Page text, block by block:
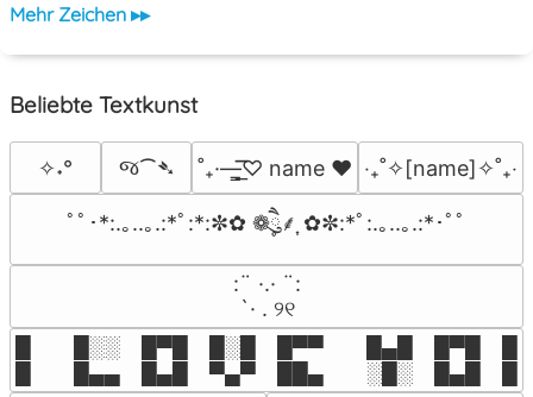
Mehr Zeichen ▸▸
Beliebte Textkunst
✧˖° જ⁀➴ ˚₊·—̳͟͞͞♡ name ♥️ ‎‧₊˚✧[name]✧˚₊‧
ﾟﾟ･*:.｡..｡.:*ﾟ:*:✼✿ ❁ཻུ۪۪⸙͎ ✿✼:*ﾟ:.｡..｡.:*･ﾟﾟ
⠀:¨ ·.· ¨:⠀
⠀ `· . ୨୧⠀
█  █░░ █▀█ █░█ █▀▀  █▄█ █▀█
█  █▄▄ █▄█ ▀▄▀ ██▄  ░█░ █▄█